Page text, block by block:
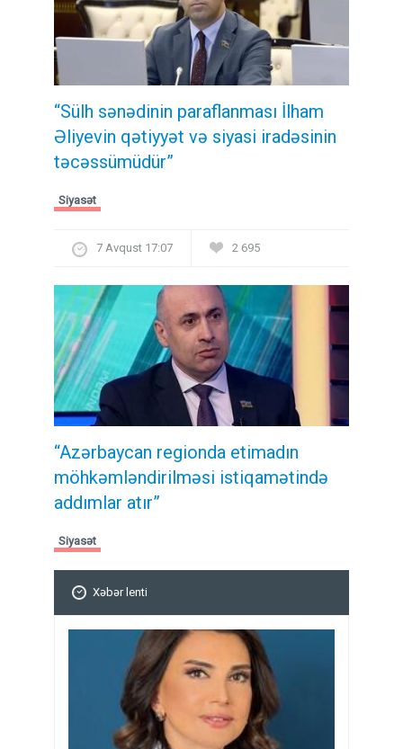
“Sülh sənədinin paraflanması İlham
Əliyevin qətiyyət və siyasi iradəsinin
təcəssümüdür”
Siyasət
7 Avqust 17:07 2 695
“Azərbaycan regionda etimadın
möhkəmləndirilməsi istiqamətində
addımlar atır”
Siyasət
Xəbər lenti